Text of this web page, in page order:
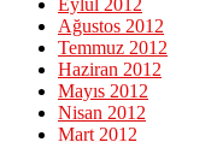
Eylül 2012
Ağustos 2012
Temmuz 2012
Haziran 2012
Mayıs 2012
Nisan 2012
Mart 2012